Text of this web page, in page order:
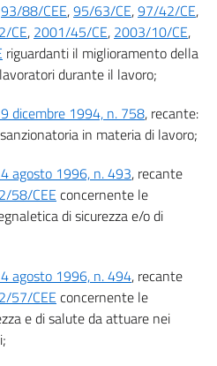
II
DEI RISCHI
III
E PROTEZIONE
93/88/CEE,95/63/CE,97/42/CE,
CE, 2001/45/CE, 2003/10/CE,
riguardanti il miglioramento della
durante il lavoro;
dicembre 1994, n. 758, recante:
in materia di lavoro;
agosto 1996, n. 493, recante
58/CEE concernente le
di sicurezza e/o di
agosto 1996, n. 494, recante
57/CEE concernente le
e di salute da attuare nei